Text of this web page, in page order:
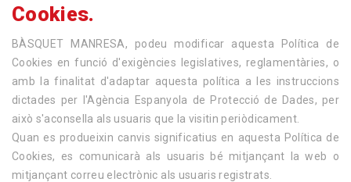
Cookies.
BÀSQUET MANRESA, podeu modificar aquesta Política de
Cookies en funció d'exigències legislatives, reglamentàries, o
amb la finalitat d'adaptar aquesta política a les instruccions
dictades per l'Agència Espanyola de Protecció de Dades, per
això s'aconsella als usuaris que la visitin periòdicament.
Quan es produeixin canvis significatius en aquesta Política de
Cookies, es comunicarà als usuaris bé mitjançant la web o
mitjançant correu electrònic als usuaris registrats.